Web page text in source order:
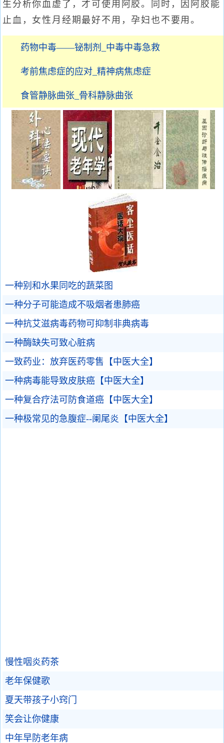
生分析你血虚了，才可使用阿胶。同时，因阿胶能
止血，女性月经期最好不用，孕妇也不要用。
药物中毒——铋制剂_中毒中毒急救
考前焦虑症的应对_精神病焦虑症
食管静脉曲张_骨科静脉曲张
一种别和水果同吃的蔬菜图
一种分子可能造成不吸烟者患肺癌
一种抗艾滋病毒药物可抑制非典病毒
一种酶缺失可致心脏病
一致药业：放弃医药零售【中医大全】
一种病毒能导致皮肤癌【中医大全】
一种复合疗法可防食道癌【中医大全】
一种极常见的急腹症--阑尾炎【中医大全】
慢性咽炎药茶
老年保健歌
夏天带孩子小窍门
笑会让你健康
中年早防老年病